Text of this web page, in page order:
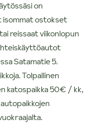
on
isommat ostokset
reissaat viikonlopun
Satamatie 5.
Tolpallinen
katospaikka 50€ / kk,